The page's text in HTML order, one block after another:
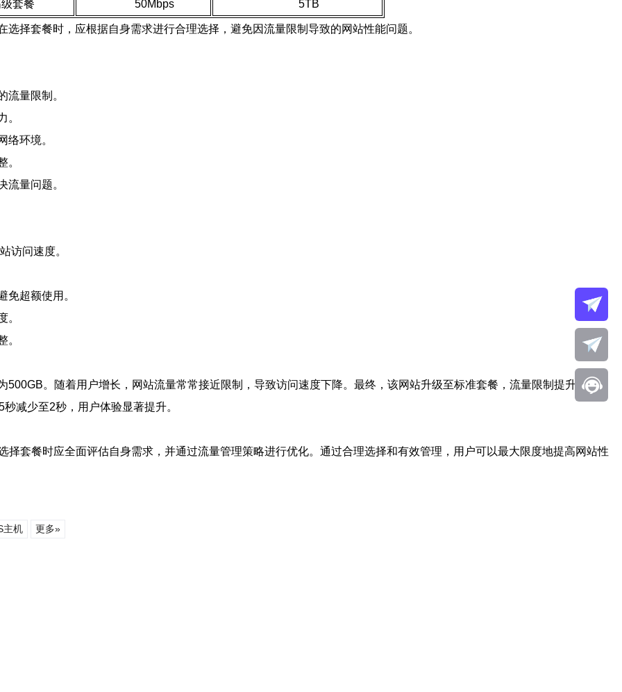
套餐 50Mbps 5TB
择套餐时，应根据自身需求进行合理选择，避免因流量限制导致的网站性能问题。
流量限制。
。
络环境。
。
流量问题。
访问速度。
免超额使用。
。
。
。随着用户增长，网站流量常常接近限制，导致访问速度下降。最终，该网站升级至标准套餐，流量限制提升至
减少至2秒，用户体验显著提升。
套餐时应全面评估自身需求，并通过流量管理策略进行优化。通过合理选择和有效管理，用户可以最大限度地提高网站性
主机 更多»